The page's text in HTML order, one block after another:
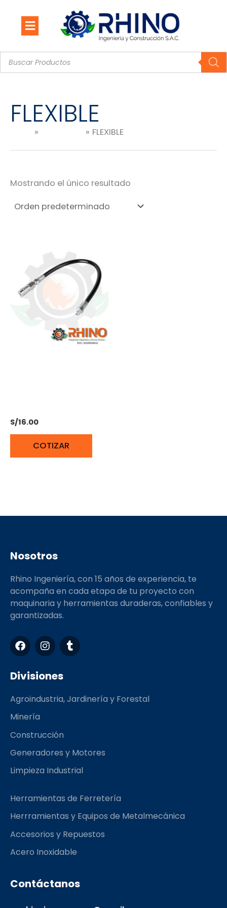
contenido
Búsqueda
de
productos
FLEXIBLE
FLEXIBLE
Mostrando el único resultado
S/16.00
COTIZAR
Nosotros
Rhino Ingeniería, con 15 años de experiencia, te
acompaña en cada etapa de tu proyecto con
maquinaria y herramientas duraderas, confiables y
garantizadas.
F
a
c
e
b
o
k
I
n
s
t
a
r
T
u
m
Divisiones
Agroindustria, Jardinería y Forestal
Minería
Construcción
Generadores y Motores
Limpieza Industrial
Herramientas de Ferretería
Herrramientas y Equipos de Metalmecánica
Accesorios y Repuestos
Acero Inoxidable
Contáctanos